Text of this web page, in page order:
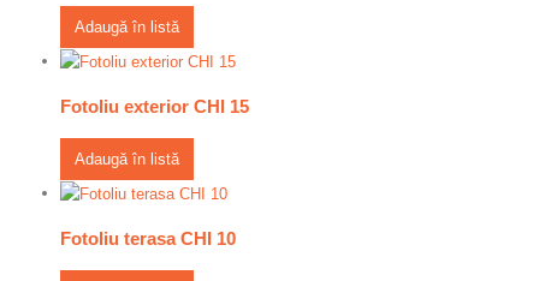
Adaugă în listă
Fotoliu exterior CHI 15
Adaugă în listă
Fotoliu terasa CHI 10